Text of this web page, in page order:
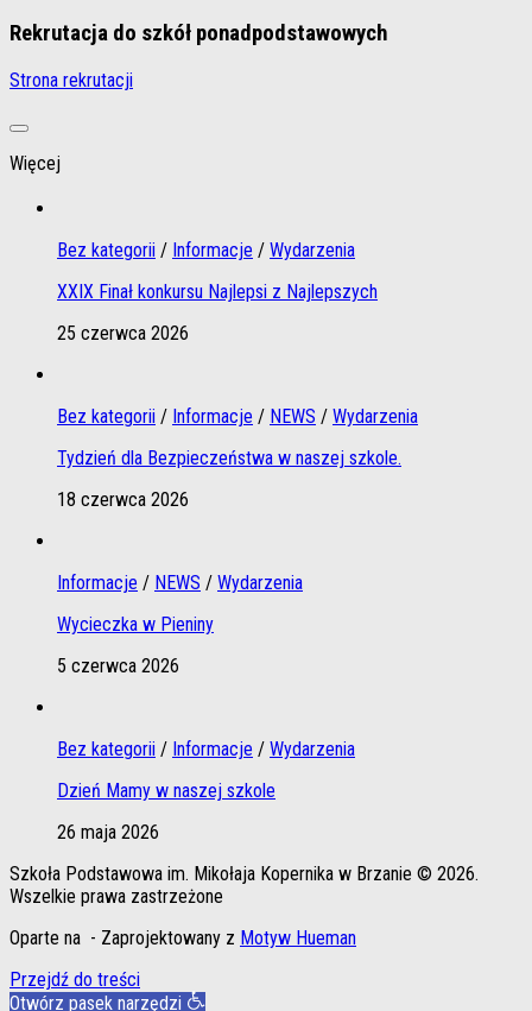
Rekrutacja do szkół ponadpodstawowych
Strona rekrutacji
Więcej
Bez kategorii / Informacje / Wydarzenia
XXIX Finał konkursu Najlepsi z Najlepszych
25 czerwca 2026
Bez kategorii / Informacje / NEWS / Wydarzenia
Tydzień dla Bezpieczeństwa w naszej szkole.
18 czerwca 2026
Informacje / NEWS / Wydarzenia
Wycieczka w Pieniny
5 czerwca 2026
Bez kategorii / Informacje / Wydarzenia
Dzień Mamy w naszej szkole
26 maja 2026
Szkoła Podstawowa im. Mikołaja Kopernika w Brzanie © 2026.
Wszelkie prawa zastrzeżone
Oparte na - Zaprojektowany z Motyw Hueman
Przejdź do treści
Otwórz pasek narzędzi